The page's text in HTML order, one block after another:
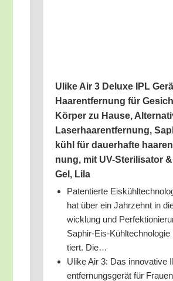
Ulike Air 3 Delu­xe IPL
Haar­ent­fer­nung für
Kör­per zu Hau­se,
Laser­haar­ent­fer­nung,
kühl für dau­er­haf­te
nung, mit UV-Ste­ri­li­sa­tor
Gel, Lila
Paten­tier­te
hat über ein Jahr­zehnt in
wick­lung und
Saphir-Eis-
tiert. Die…
Ulike Air 3: Das inno­va­ti­ve
ent­fer­nungs­ge­rät für